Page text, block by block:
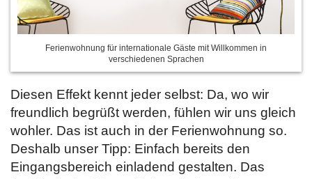
Ferienwohnung für internationale Gäste mit Willkommen in
verschiedenen Sprachen
Diesen Effekt kennt jeder selbst: Da, wo wir
freundlich begrüßt werden, fühlen wir uns gleich
wohler. Das ist auch in der Ferienwohnung so.
Deshalb unser Tipp: Einfach bereits den
Eingangsbereich einladend gestalten. Das